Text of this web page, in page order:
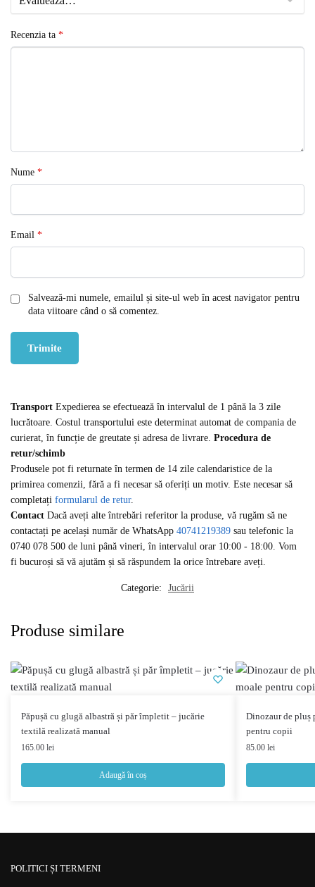
Recenzia ta *
Nume *
Email *
Salvează-mi numele, emailul și site-ul web în acest navigator pentru
data viitoare când o să comentez.
Transport Expedierea se efectuează în intervalul de 1 până la 3 zile
lucrătoare. Costul transportului este determinat automat de compania de
curierat, în funcție de greutate și adresa de livrare. Procedura de
retur/schimb
Produsele pot fi returnate în termen de 14 zile calendaristice de la
primirea comenzii, fără a fi necesar să oferiți un motiv. Este necesar să
completați formularul de retur.
Contact Dacă aveți alte întrebări referitor la produse, vă rugăm să ne
contactați pe același număr de WhatsApp 40741219389 sau telefonic la
0740 078 500 de luni până vineri, în intervalul orar 10:00 - 18:00. Vom
fi bucuroși să vă ajutăm și să răspundem la orice întrebare aveți.
Categorie: Jucării
Produse similare
Păpușă cu glugă albastră și păr împletit – jucărie
textilă realizată manual
165.00 lei
Adaugă în coș
Dinozaur de pluș
pentru copii
85.00 lei
POLITICI ȘI TERMENI